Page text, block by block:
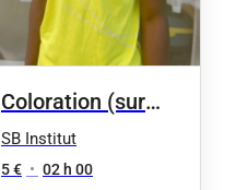
Coloration (sur
devis)
SB Institut
5 € • 02 h 00